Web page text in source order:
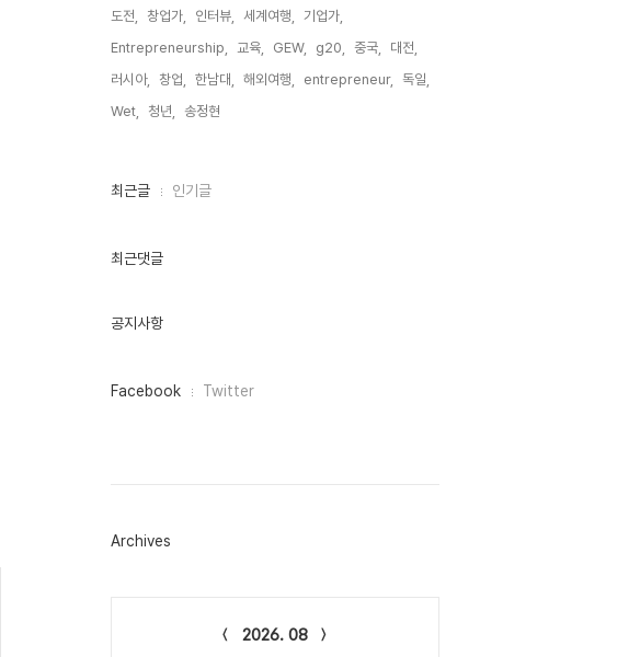
도전, 창업가, 인터뷰, 세계여행,
기업가,
Entrepreneurship,
교육, GEW, g20, 중국,
대전,
러시아,
창업, 한남대, 해외여행, entrepreneur,
독일,
Wet,
청년, 송정현,
최
인
최근글 인기글
최근댓글
공지사항
페
그
Facebook Twitter
Archives
2026. 08